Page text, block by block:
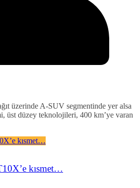
üzerinde A-SUV segmentinde yer alsa
üst düzey teknolojileri, 400 km’ye varan
kısmet…